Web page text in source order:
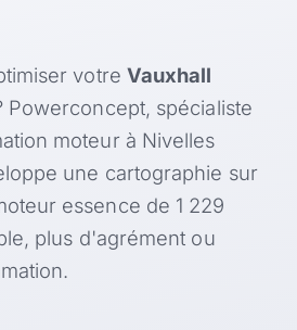
votre Vauxhall
Powerconcept, spécialiste
moteur à Nivelles
une cartographie sur
essence de 1 229
plus d'agrément ou